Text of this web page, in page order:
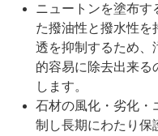
ニュートンを塗布す
た撥油性と撥水性を
透を抑制するため、
的容易に除去出来る
します。
石材の風化・劣化・
制し長期にわたり保